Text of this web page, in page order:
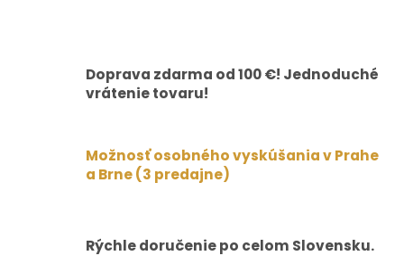
Doprava zdarma od 100 €! Jednoduché
vrátenie tovaru!
Možnosť osobného vyskúšania v Prahe
a Brne (3 predajne)
Rýchle doručenie po celom Slovensku.